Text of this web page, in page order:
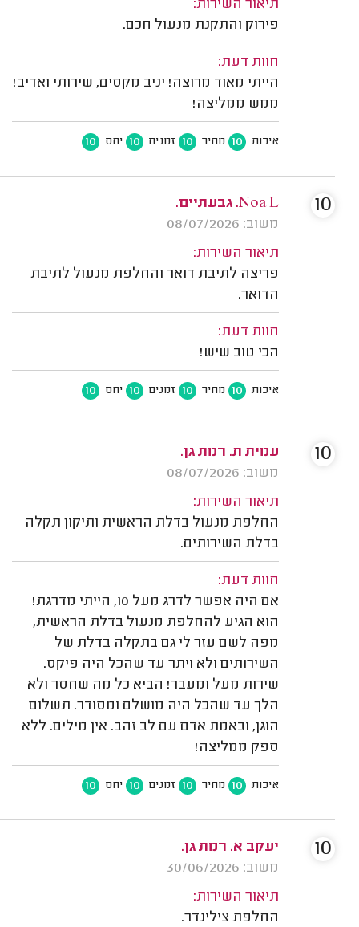
תיאור השירות:
פירוק והתקנת מנעול חכם.
חוות דעת:
הייתי מאוד מרוצה! יניב מקסים, שירותי ואדיב!
ממש ממליצה!
איכות 10 מחיר 10 זמנים 10 יחס 10
Noa L. גבעתיים.
משוב: 08/07/2026
תיאור השירות:
פריצה לתיבת דואר והחלפת מנעול לתיבת
הדואר.
חוות דעת:
הכי טוב שיש!
איכות 10 מחיר 10 זמנים 10 יחס 10
10
עמית ת. רמת גן.
משוב: 08/07/2026
תיאור השירות:
החלפת מנעול בדלת הראשית ותיקון תקלה
בדלת השירותים.
חוות דעת:
אם היה אפשר לדרג מעל 10, הייתי מדרגת!
הוא הגיע להחלפת מנעול בדלת הראשית,
מפה לשם עזר לי גם בתקלה בדלת של
השירותים ולא ויתר עד שהכל היה פיקס.
שירות מעל ומעבר! הביא כל מה שחסר ולא
הלך עד שהכל היה מושלם ומסודר. תשלום
הוגן, ובאמת אדם עם לב זהב. אין מילים. ללא
ספק ממליצה!
איכות 10 מחיר 10 זמנים 10 יחס 10
10
יעקב א. רמת גן.
משוב: 30/06/2026
תיאור השירות:
החלפת צילינדר.
10